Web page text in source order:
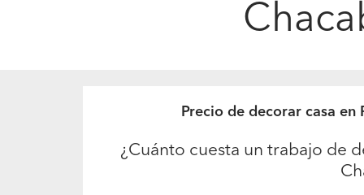
Precio de decorar casa
¿Cuánto cuesta un trabajo de